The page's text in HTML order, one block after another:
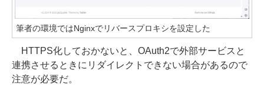
筆者の環境ではNginxでリバースプロキシを設定した
HTTPS化しておかないと、OAuth2で外部サービスと
連携させるときにリダイレクトできない場合があるので
注意が必要だ。